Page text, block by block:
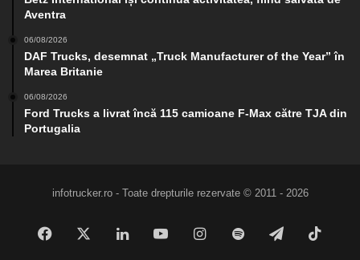
Aventra
06/08/2026
DAF Trucks, desemnat „Truck Manufacturer of the Year” în
Marea Britanie
06/08/2026
Ford Trucks a livrat încă 115 camioane F-Max către TJA din
Portugalia
infotrucker.ro - Toate drepturile rezervate © 2011 - 2026
Facebook LinkedInYouTubeInstagram
Spotify Telegram